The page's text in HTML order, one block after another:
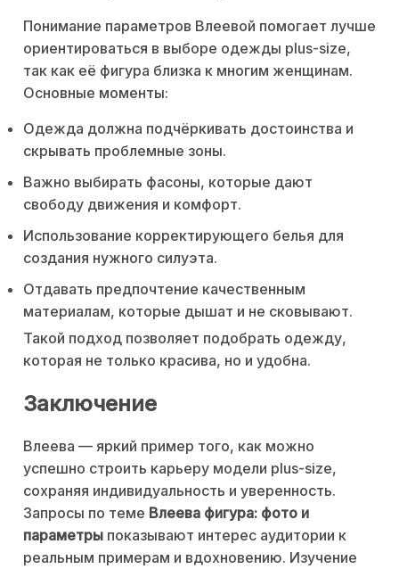
Понимание параметров Влеевой помогает лучше
ориентироваться в выборе одежды plus-size,
так как её фигура близка к многим женщинам.
Основные моменты:
Одежда должна подчёркивать достоинства и
скрывать проблемные зоны.
Важно выбирать фасоны, которые дают
свободу движения и комфорт.
Использование корректирующего белья для
создания нужного силуэта.
Отдавать предпочтение качественным
материалам, которые дышат и не сковывают.
Такой подход позволяет подобрать одежду,
которая не только красива, но и удобна.
Заключение
Влеева — яркий пример того, как можно
успешно строить карьеру модели plus-size,
сохраняя индивидуальность и уверенность.
Запросы по теме Влеева фигура: фото и
параметры показывают интерес аудитории к
реальным примерам и вдохновению. Изучение